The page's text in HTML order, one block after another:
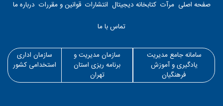
صفحه اصلی مرآت کتابخانه دیجیتال انتشارات قوانین و مقررات درباره ما
تماس با ما
سامانه جامع مدیریت
یادگیری و آموزش
فرهنگیان
سازمان مدیریت و
برنامه ریزی استان
تهران
سازمان اداری
استخدامی کشور